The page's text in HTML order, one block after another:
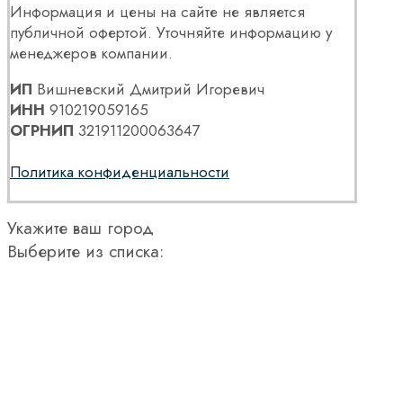
Информация и цены на сайте не является
публичной офертой. Уточняйте информацию у
менеджеров компании.
ИП Вишневский Дмитрий Игоревич
ИНН 910219059165
ОГРНИП 321911200063647
Политика конфиденциальности
Укажите ваш город
Выберите из списка: